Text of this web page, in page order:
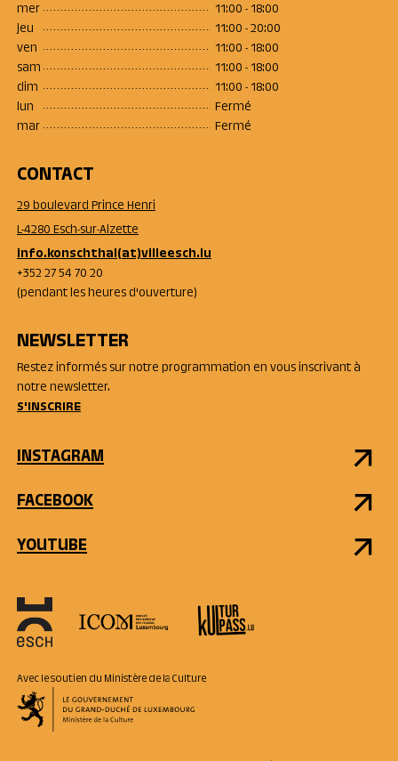
mer
11:00 - 18:00
jeu
11:00 - 20:00
ven
11:00 - 18:00
sam
11:00 - 18:00
dim
11:00 - 18:00
lun
Fermé
mar
Fermé
CONTACT
29 boulevard Prince Henri
L-4280 Esch-sur-Alzette
info.konschthal(at)villeesch.lu
+352 27 54 70 20
(pendant les heures d'ouverture)
NEWSLETTER
Restez informés sur notre programmation en vous inscrivant à
notre newsletter.
S'INSCRIRE
INSTAGRAM
FACEBOOK
YOUTUBE
Avec le soutien du Ministère de la Culture